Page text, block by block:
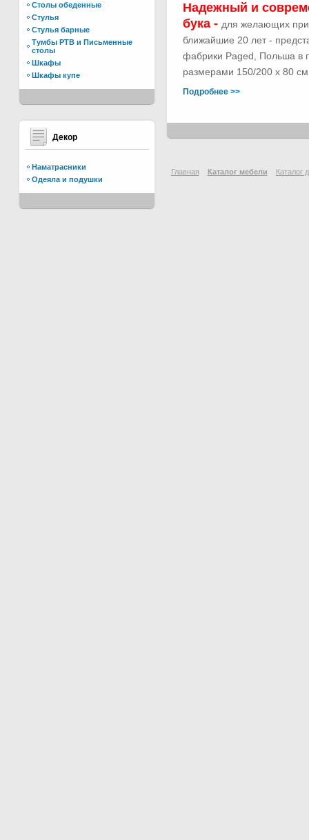
Столы обеденные
Стулья
Стулья барные
Тумбы РТВ и Письменные
столы
Шкафы
Шкафы купе
Декор
Наматрасники
Одеяла и подушки
Надежный и
бука - для желающих
ближайшие 20 лет -
фабрики Paged, Польша в
размерами 150/200 х 80
Подробнее >>
Главная Каталог мебели Каталог